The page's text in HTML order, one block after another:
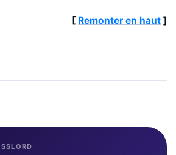
[ Remonter en haut ]